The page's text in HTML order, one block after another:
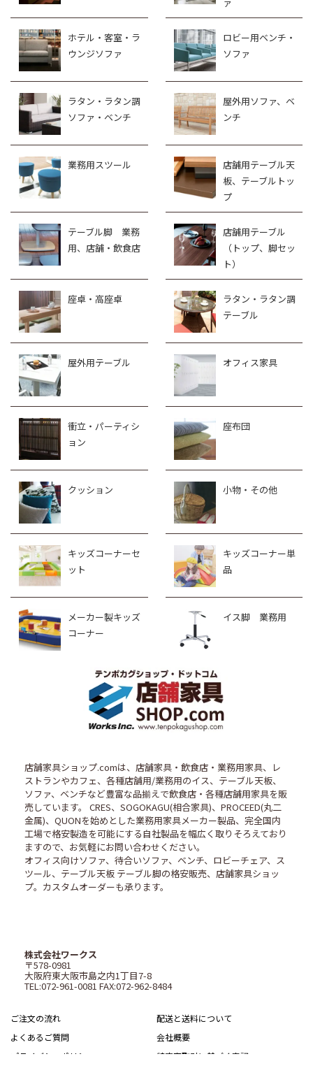
ホテル・客室・ラ
ウンジソファ
ロビー用ベンチ・
ソファ
ラタン・ラタン調
ソファ・ベンチ
屋外用ソファ、ベ
ンチ
業務用スツール
店舗用テーブル天
板、テーブルトッ
プ
テーブル脚 業務
用、店舗・飲食店
店舗用テーブル
（トップ、脚セッ
ト）
座卓・高座卓
ラタン・ラタン調
テーブル
屋外用テーブル オフィス家具
衝立・パーティシ
ョン
座布団
クッション 小物・その他
キッズコーナーセ
ット
キッズコーナー単
品
メーカー製キッズ
コーナー
イス脚 業務用
店舗家具ショップ.comは、店舗家具・飲食店・業務用家具、レ
ストランやカフェ、各種店舗用/業務用のイス、テーブル天板、
ソファ、ベンチなど豊富な品揃えで飲食店・各種店舗用家具を販
売しています。 CRES、SOGOKAGU(相合家具)、PROCEED(丸二
金属)、QUONを始めとした業務用家具メーカー製品、完全国内
工場で格安製造を可能にする自社製品を幅広く取りそろえており
ますので、お気軽にお問い合わせください。
オフィス向けソファ、待合いソファ、ベンチ、ロビーチェア、ス
ツール、テーブル天板 テーブル脚の格安販売、店舗家具ショッ
プ。カスタムオーダーも承ります。
株式会社ワークス
〒578-0981
大阪府東大阪市島之内1丁目7-8
TEL:072-961-0081 FAX:072-962-8484
ご注文の流れ
配送と送料について
よくあるご質問
会社概要
プライバシーポリシー
特定商取引に基づく表記